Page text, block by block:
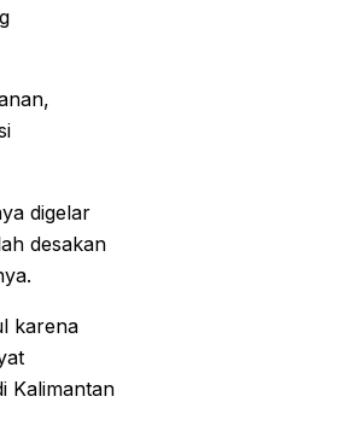
digelar
desakan
karena
Kalimantan